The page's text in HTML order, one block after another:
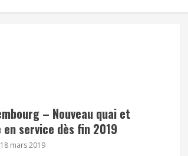
– Nouveau quai et
en service dès fin 2019
18 mars 2019